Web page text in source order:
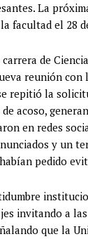
La
facultad el 28
de
reunión con
repitió la
acoso,
en redes
y un
pedido
invitando a
que la